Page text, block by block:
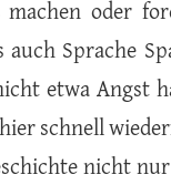
machen oder
auch Sprache
etwa Angst
schnell
nicht